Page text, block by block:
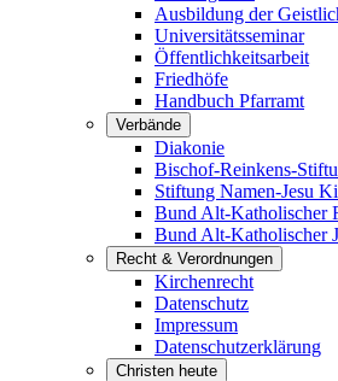
Ausbildung der
Universitätsseminar
Öffentlichkeitsarbeit
Friedhöfe
Handbuch Pfarramt
Verbände
Diakonie
Bischof-Reinkens-
Stiftung Namen-Jesu
Bund Alt-Katholischer
Bund Alt-Katholischer
Recht & Verordnungen
Kirchenrecht
Datenschutz
Impressum
Datenschutzerklärung
Christen heute